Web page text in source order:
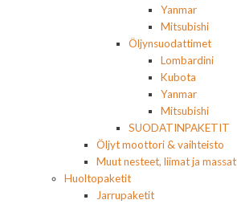
Yanmar
Mitsubishi
Öljynsuodattimet
Lombardini
Kubota
Yanmar
Mitsubishi
SUODATINPAKETIT
Öljyt moottori & vaihteisto
Muut nesteet, liimat ja massat
Huoltopaketit
Jarrupaketit